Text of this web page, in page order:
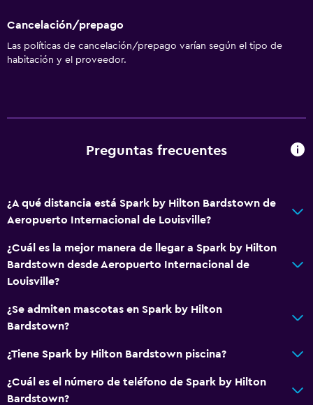
Cancelación/prepago
Las políticas de cancelación/prepago varían según el tipo de
habitación y el proveedor.
Preguntas frecuentes
¿A qué distancia está Spark by Hilton Bardstown de
Aeropuerto Internacional de Louisville?
¿Cuál es la mejor manera de llegar a Spark by Hilton
Bardstown desde Aeropuerto Internacional de
Louisville?
¿Se admiten mascotas en Spark by Hilton
Bardstown?
¿Tiene Spark by Hilton Bardstown piscina?
¿Cuál es el número de teléfono de Spark by Hilton
Bardstown?